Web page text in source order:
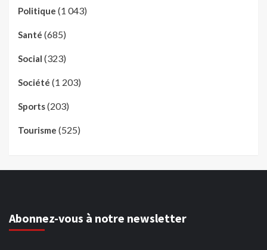
Politique (1 043)
Santé (685)
Social (323)
Société (1 203)
Sports(203)
Tourisme (525)
Abonnez-vous à notre newsletter